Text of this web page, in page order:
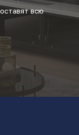
всю